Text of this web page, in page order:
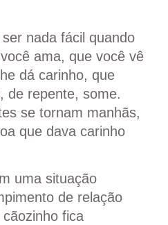
nada fácil quando
ama, que você vê
dá carinho, que
de repente, some.
se tornam manhãs,
que dava carinho
uma situação
de relação
fica